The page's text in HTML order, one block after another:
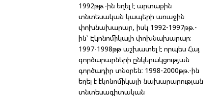
1992թթ.-ին եղել է արտաքին
տնտեսական կապերի առաջին
փոխնախարար, իսկ 1992-1997թթ.-
ին՝ Էկոնոմիկայի փոխնախարար:
1997-1998թթ աշխատել է որպես Հայ
գործարարների ընկերակցության
գործադիր տնօրեն: 1998-2000թթ.-ին
եղել է էկոնոմիկայի նախարարության
տնտեսագիտական